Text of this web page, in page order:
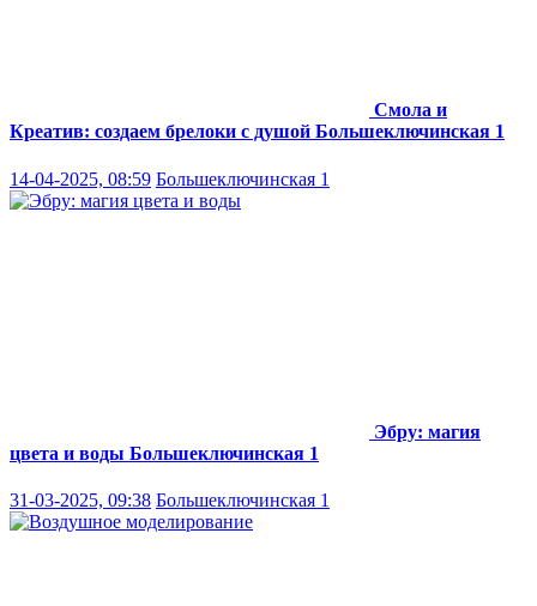
Смола и
Креатив: создаем брелоки с душой Большеключинская 1
14-04-2025, 08:59 Большеключинская 1
Эбру: магия
цвета и воды Большеключинская 1
31-03-2025, 09:38 Большеключинская 1